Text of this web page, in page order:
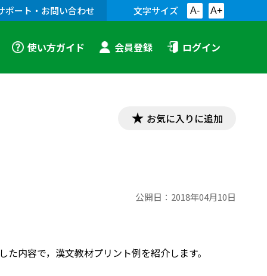
ポート・お問い合わせ 文字サイズ A- A+
使い方ガイド 会員登録 ログイン
お気に入りに追加
公開日： 2018年04月10日
内容で，漢文教材プリント例を紹介します。